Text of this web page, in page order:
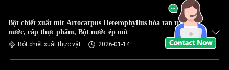
Bột chiết xuất mít Artocarpus Heterophyllus hòa tan trong
nước, cấp thực phẩm, Bột nước ép mít
Bột chiết xuất thực vật 2026-01-14